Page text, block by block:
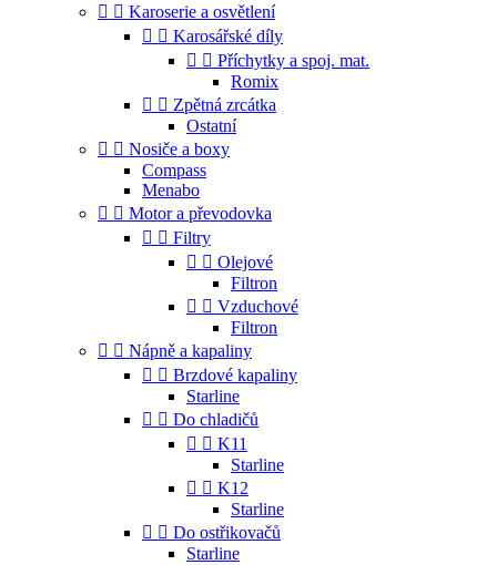
  Karoserie a osvětlení
  Karosářské díly
  Příchytky a spoj. mat.
Romix
  Zpětná zrcátka
Ostatní
  Nosiče a boxy
Compass
Menabo
  Motor a převodovka
  Filtry
  Olejové
Filtron
  Vzduchové
Filtron
  Nápně a kapaliny
  Brzdové kapaliny
Starline
  Do chladičů
  K11
Starline
  K12
Starline
  Do ostřikovačů
Starline